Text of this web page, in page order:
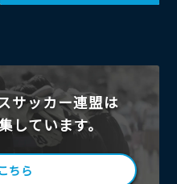
サッカー連盟は
しています。
ちら